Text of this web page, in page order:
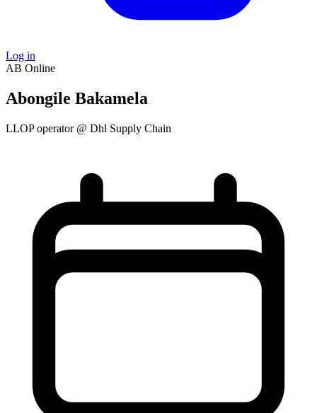
Log in
AB Online
Abongile Bakamela
LLOP operator @ Dhl Supply Chain